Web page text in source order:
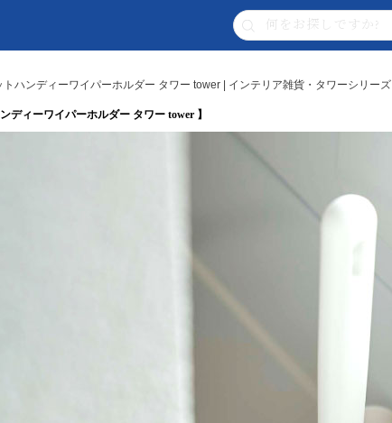
トハンディーワイパーホルダー タワー tower | インテリア雑貨・タワーシリーズ
ディーワイパーホルダー タワー tower 】